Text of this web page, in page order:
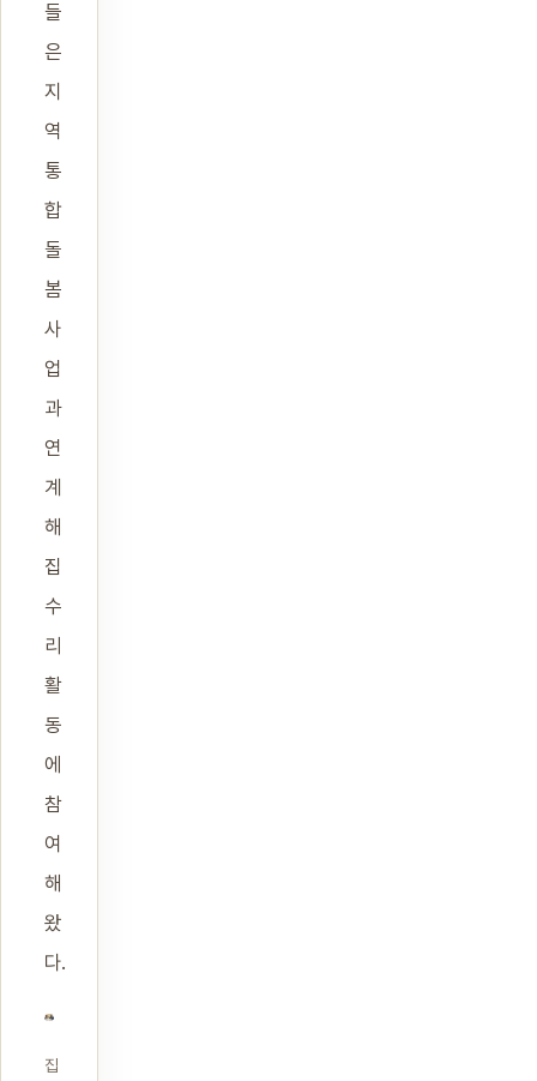
들
은
지
역
통
합
돌
봄
사
업
과
연
계
해
집
수
리
활
동
에
참
여
해
왔
다.
집